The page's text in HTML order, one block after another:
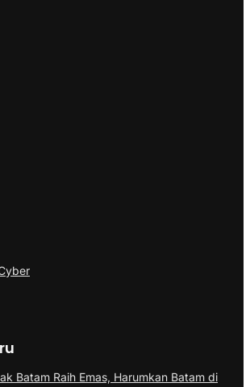
Batam Raih Emas, Harumkan Batam di